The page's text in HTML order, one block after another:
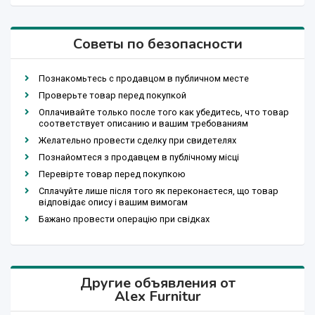
Советы по безопасности
Познакомьтесь с продавцом в публичном месте
Проверьте товар перед покупкой
Оплачивайте только после того как убедитесь, что товар
соответствует описанию и вашим требованиям
Желательно провести сделку при свидетелях
Познайомтеся з продавцем в публічному місці
Перевірте товар перед покупкою
Сплачуйте лише після того як переконаєтеся, що товар
відповідає опису і вашим вимогам
Бажано провести операцію при свідках
Другие объявления от
Alex Furnitur